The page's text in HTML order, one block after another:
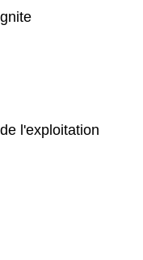
l'exploitation